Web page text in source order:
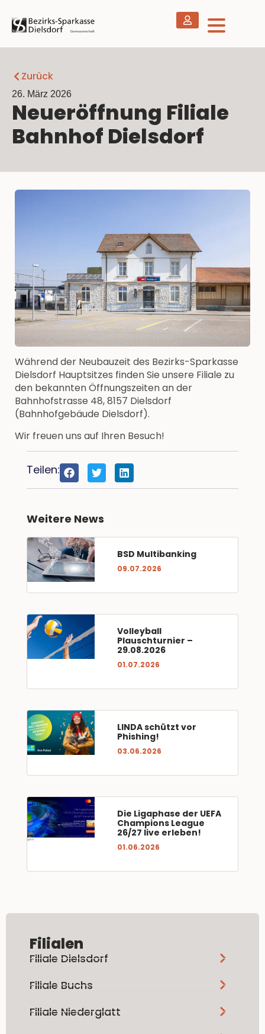
Zurück
26. März 2026
Neueröffnung Filiale
Bahnhof Dielsdorf
Während der Neubauzeit des Bezirks-Sparkasse
Dielsdorf Hauptsitzes finden Sie unsere Filiale zu
den bekannten Öffnungszeiten an der
Bahnhofstrasse 48, 8157 Dielsdorf
(Bahnhofgebäude Dielsdorf).
Wir freuen uns auf Ihren Besuch!
Teilen:
Weitere News
BSD Multibanking
09.07.2026
Volleyball
Plauschturnier –
29.08.2026
01.07.2026
LINDA schützt vor
Phishing!
03.06.2026
Die Ligaphase der UEFA
Champions League
26/27 live erleben!
01.06.2026
Filialen
Filiale Dielsdorf
Filiale Buchs
Filiale Niederglatt